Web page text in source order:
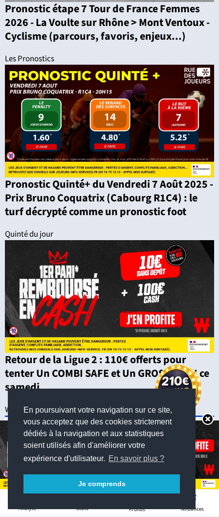
En poursuivant votre navigation sur ce site,
vous acceptez que des cookies strictement
dédiés à la navigation et aux statistiques
soient utilisés afin d'améliorer votre
expérience d'utilisateur. En savoir plus ?
Je comprends
Analyse Stats Pronos Tendances
Pronostic étape 7 Tour de France Femmes
2026 - La Voulte sur Rhône > Mont Ventoux -
Cyclisme (parcours, favoris, enjeux...)
Les Pronostics
Pronostic Quinté+ du Vendredi 7 Août 2025 -
Prix Bruno Coquatrix (Cabourg R1C4) : le
turf décrypté comme un pronostic foot
Quinté du jour
Retour de la Ligue 2 : 110€ offerts pour
tenter Un COMBI SAFE et Un GROS COMBI ce
samedi
Winamax Sport
Pronostic des joueurs